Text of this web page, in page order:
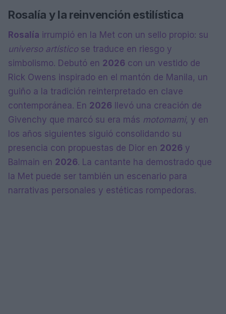
Rosalía y la reinvención estilística
Rosalía irrumpió en la Met con un sello propio: su
universo artísticose traduce en riesgo y
simbolismo. Debutó en 2026 con un vestido de
Rick Owens inspirado en el mantón de Manila, un
guiño a la tradición reinterpretado en clave
contemporánea. En 2026 llevó una creación de
Givenchy que marcó su era más motomami, y en
los años siguientes siguió consolidando su
presencia con propuestas de Dior en 2026 y
Balmain en 2026. La cantante ha demostrado que
la Met puede ser también un escenario para
narrativas personales y estéticas rompedoras.